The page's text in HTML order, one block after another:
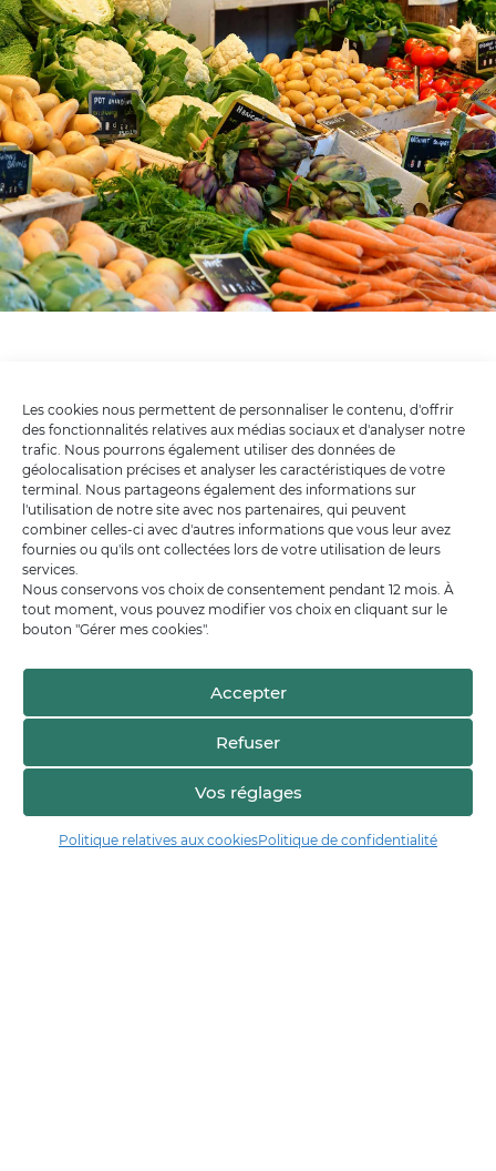
Les cookies nous permettent de personnaliser le contenu, d'offrir
des fonctionnalités relatives aux médias sociaux et d'analyser notre
trafic. Nous pourrons également utiliser des données de
géolocalisation précises et analyser les caractéristiques de votre
terminal. Nous partageons également des informations sur
l'utilisation de notre site avec nos partenaires, qui peuvent
combiner celles-ci avec d'autres informations que vous leur avez
fournies ou qu'ils ont collectées lors de votre utilisation de leurs
services.
Nous conservons vos choix de consentement pendant 12 mois. À
tout moment, vous pouvez modifier vos choix en cliquant sur le
bouton "Gérer mes cookies".
Accepter
Refuser
Vos réglages
Politique relatives aux cookiesPolitique de confidentialité